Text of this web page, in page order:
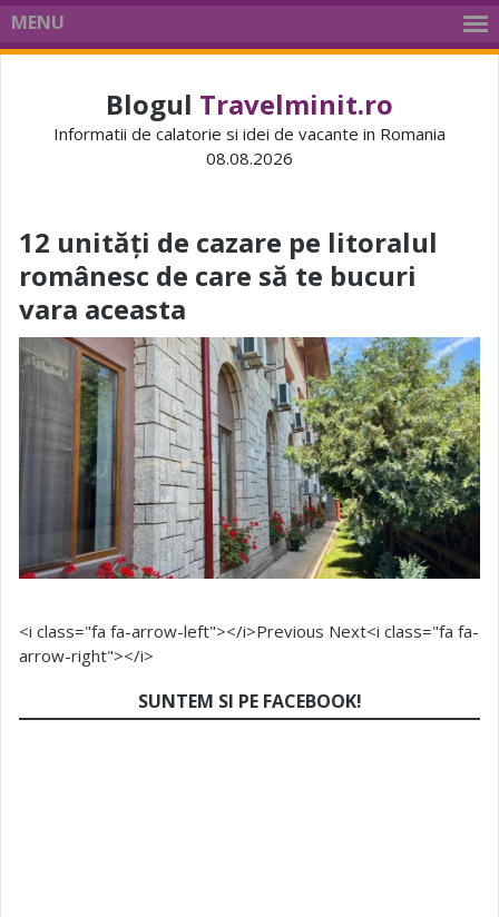
MENU
Blogul Travelminit.ro
Informatii de calatorie si idei de vacante in Romania
08.08.2026
12 unități de cazare pe litoralul
românesc de care să te bucuri
vara aceasta
<i class="fa fa-arrow-left"></i>Previous Next<i class="fa fa-
arrow-right"></i>
SUNTEM SI PE FACEBOOK!